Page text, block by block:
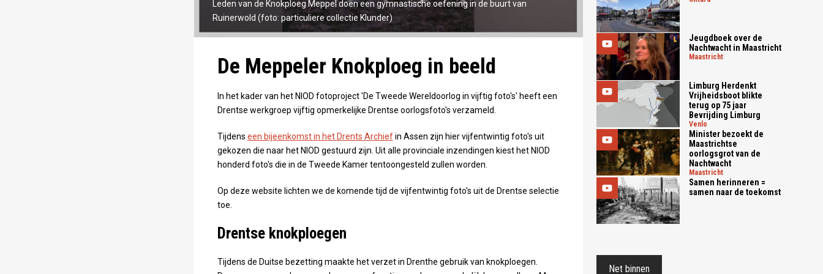
Leden van de Knokploeg Meppel doen een gymnastische oefening in de buurt van
Ruinerwold (foto: particuliere collectie Klunder)
De Meppeler Knokploeg in beeld
In het kader van het NIOD fotoproject 'De Tweede Wereldoorlog in vijftig foto's' heeft een
Drentse werkgroep vijftig opmerkelijke Drentse oorlogsfoto's verzameld.
Tijdens een bijeenkomst in het Drents Archiefin Assen zijn hier vijfentwintig foto's uit
gekozen die naar het NIOD gestuurd zijn. Uit alle provinciale inzendingen kiest het NIOD
honderd foto's die in de Tweede Kamer tentoongesteld zullen worden.
Op deze website lichten we de komende tijd de vijfentwintig foto's uit de Drentse selectie
toe.
Drentse knokploegen
Tijdens de Duitse bezetting maakte het verzet in Drenthe gebruik van knokploegen.
Jeugdboek over de
Nachtwacht in Maastricht
maastricht
Limburg Herdenkt
Vrijheidsboot blikte
terug op 75 jaar
Bevrijding Limburg
venlo
Minister bezoekt de
Maastrichtse
oorlogsgrot van de
Nachtwacht
maastricht
Samen herinneren =
samen naar de toekomst
Net binnen